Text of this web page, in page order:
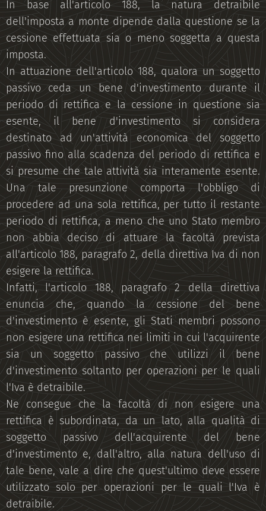
In base all'articolo 188, la natura detraibile
dell'imposta a monte dipende dalla questione se la
cessione effettuata sia o meno soggetta a questa
imposta.
In attuazione dell'articolo 188, qualora un soggetto
passivo ceda un bene d'investimento durante il
periodo di rettifica e la cessione in questione sia
esente, il bene d'investimento si considera
destinato ad un'attività economica del soggetto
passivo fino alla scadenza del periodo di rettifica e
si presume che tale attività sia interamente esente.
Una tale presunzione comporta l'obbligo di
procedere ad una sola rettifica, per tutto il restante
periodo di rettifica, a meno che uno Stato membro
non abbia deciso di attuare la facoltà prevista
all'articolo 188, paragrafo 2, della direttiva Iva di non
esigere la rettifica.
Infatti, l'articolo 188, paragrafo 2 della direttiva
enuncia che, quando la cessione del bene
d'investimento è esente, gli Stati membri possono
non esigere una rettifica nei limiti in cui l'acquirente
sia un soggetto passivo che utilizzi il bene
d'investimento soltanto per operazioni per le quali
l'Iva è detraibile.
Ne consegue che la facoltà di non esigere una
rettifica è subordinata, da un lato, alla qualità di
soggetto passivo dell'acquirente del bene
d'investimento e, dall'altro, alla natura dell'uso di
tale bene, vale a dire che quest'ultimo deve essere
utilizzato solo per operazioni per le quali l'Iva è
detraibile.